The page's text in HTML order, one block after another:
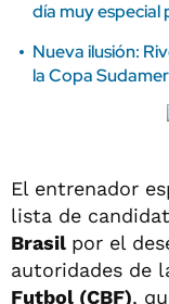
día muy especial
Nueva ilusión:
la Copa
El entrenador
lista de
Brasil por el
autoridades de
Futbol (CBF),